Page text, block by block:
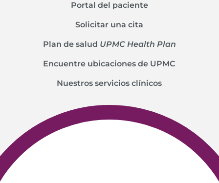
Portal del paciente
Solicitar una cita
Plan de salud UPMC Health Plan
Encuentre ubicaciones de UPMC
Nuestros servicios clínicos